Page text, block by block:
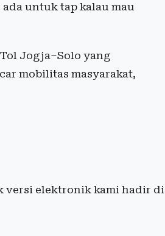
untuk tap kalau mau
Jogja–Solo yang
mobilitas masyarakat,
versi elektronik kami hadir di